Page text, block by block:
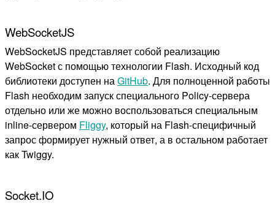
WebSocketJS
WebSocketJS представляет собой реализацию
WebSocket с помощью технологии Flash. Исходный код
библиотеки доступен наGitHub. Для полноценной работы
Flash необходим запуск специального Policy-сервера
отдельно или же можно воспользоваться специальным
inline-сервером Fliggy, который на Flash-специфичный
запрос формирует нужный ответ, а в остальном работает
как Twiggy.
Socket.IO